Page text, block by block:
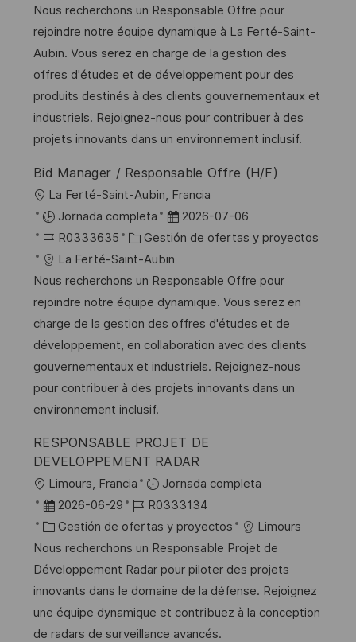
a
c
i
ó
n
h
a
d
e
p
u
b
c
a
c
i
ó
n
d
e
e
m
p
l
e
t
e
g
o
r
í
a
Nous recherchons un Responsable Offre pour
rejoindre notre équipe dynamique à La Ferté-Saint-
Aubin. Vous serez en charge de la gestion des
offres d'études et de développement pour des
produits destinés à des clients gouvernementaux et
industriels. Rejoignez-nous pour contribuer à des
projets innovants dans un environnement inclusif.
Bid Manager / Responsable Offre (H/F)
U
b
c
a
c
i
ó
n
La Ferté-Saint-Aubin, Francia
Jornada completa
F
e
c
h
a
d
e
p
u
i
i
2026-07-06
I
D
d
e
e
m
p
l
e
R0333635
C
a
t
e
g
o
r
a
Gestión de ofertas y proyectos
La Ferté-Saint-Aubin
Nous recherchons un Responsable Offre pour
rejoindre notre équipe dynamique. Vous serez en
charge de la gestion des offres d'études et de
développement, en collaboration avec des clients
gouvernementaux et industriels. Rejoignez-nous
pour contribuer à des projets innovants dans un
environnement inclusif.
RESPONSABLE PROJET DE
DEVELOPPEMENT RADAR
U
b
c
a
c
i
ó
Limours, Francia
Jornada completa
F
e
c
h
a
d
e
2026-06-29
I
D
d
e
e
m
p
R0333134
C
a
t
e
g
o
Gestión de ofertas y proyectos
Limours
Nous recherchons un Responsable Projet de
Développement Radar pour piloter des projets
innovants dans le domaine de la défense. Rejoignez
une équipe dynamique et contribuez à la conception
de radars de surveillance avancés.